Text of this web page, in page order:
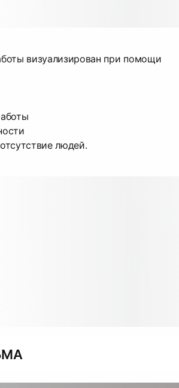
визуализирован при помощи
людей.